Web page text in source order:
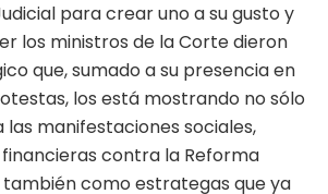
para crear uno a su gusto y
los ministros de la Corte dieron
que, sumado a su presencia en
los está mostrando no sólo
las manifestaciones sociales,
contra la Reforma
como estrategas que ya